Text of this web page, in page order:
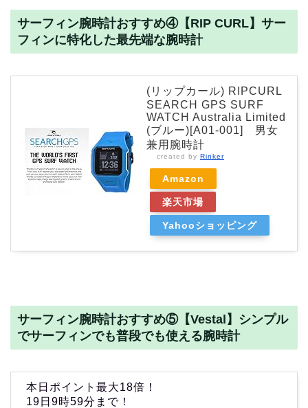
サーフィン腕時計おすすめ④【RIP CURL】サー
フィンに特化した最先端な腕時計
(リップカール) RIPCURL
SEARCH GPS SURF
WATCH Australia Limited
(ブルー)[A01-001] 男女
兼用腕時計
created by Rinker
Amazon
楽天市場
Yahooショッピング
サーフィン腕時計おすすめ⑤【Vestal】シンプル
でサーフィンでも普段でも使える腕時計
本日ポイント最大18倍！
19日9時59分まで！